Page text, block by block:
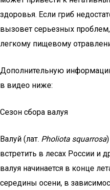
здоровья. Если гриб
вызовет серьезных
легкому пищевому
Дополнительную
в видео ниже:
Сезон сбора валуя
Валуй (лат. Pholiota squarrosa
встретить в лесах России и
валуя начинается в конце
середины осени, в